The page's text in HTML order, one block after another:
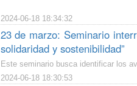
2024-06-18 18:34:32
23 de marzo: Seminario
solidaridad y sostenibilidad”
Este seminario busca identificar los
2024-06-18 18:30:53